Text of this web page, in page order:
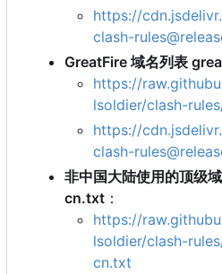
https://
clash-
GreatFire 域名列表
https://
lsoldier/clash-
https://
clash-
非中国大陆使用的顶级
cn.txt ：
https://
lsoldier/clash-
cn.txt